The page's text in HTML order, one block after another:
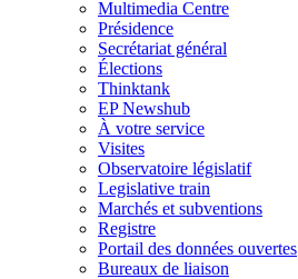
Multimedia Centre
Présidence
Secrétariat général
Élections
Thinktank
EP Newshub
À votre service
Visites
Observatoire législatif
Legislative train
Marchés et subventions
Registre
Portail des données ouvertes
Bureaux de liaison